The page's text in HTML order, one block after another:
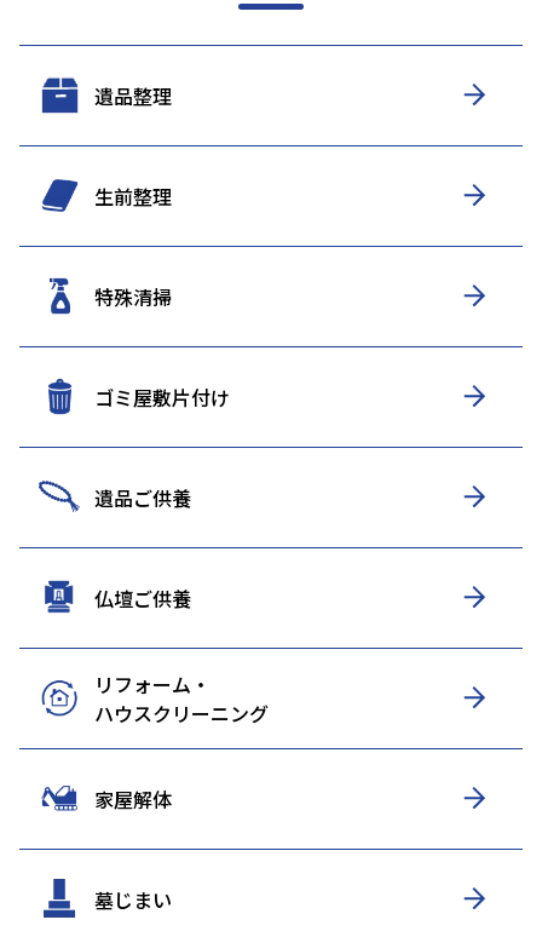
遺品整理
生前整理
特殊清掃
ゴミ屋敷片付け
遺品ご供養
仏壇ご供養
リフォーム・
ハウスクリーニング
家屋解体
墓じまい